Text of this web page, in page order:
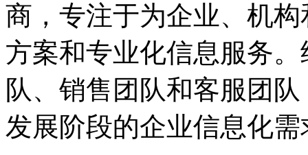
商，专注于为企业、机
方案和专业化信息服务
队、销售团队和客服团
发展阶段的企业信息化